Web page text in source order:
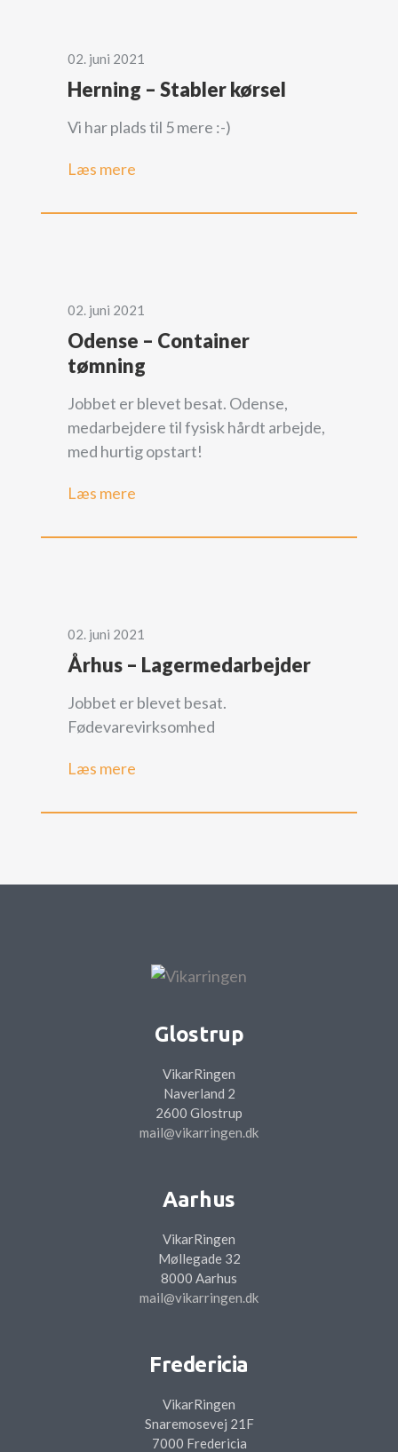
02. juni 2021
Herning – Stabler kørsel
Vi har plads til 5 mere :-)
Læs mere
02. juni 2021
Odense – Container
tømning
Jobbet er blevet besat. Odense,
medarbejdere til fysisk hårdt arbejde,
med hurtig opstart!
Læs mere
02. juni 2021
Århus – Lagermedarbejder
Jobbet er blevet besat.
Fødevarevirksomhed
Læs mere
Glostrup
VikarRingen
Naverland 2
2600 Glostrup
mail@vikarringen.dk
Aarhus
VikarRingen
Møllegade 32
8000 Aarhus
mail@vikarringen.dk
Fredericia
VikarRingen
Snaremosevej 21F
7000 Fredericia